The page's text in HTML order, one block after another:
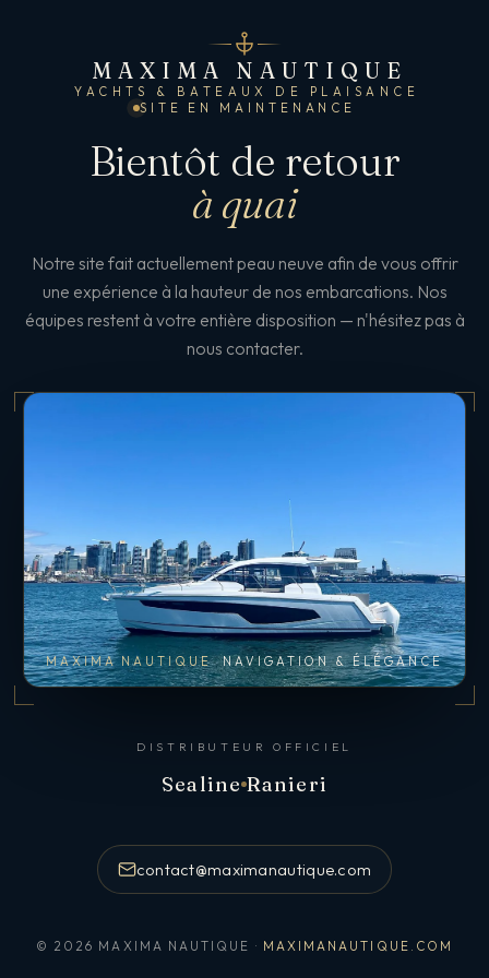
MAXIMA NAUTIQUE
YACHTS & BATEAUX DE PLAISANCE
SITE EN MAINTENANCE
Bientôt de retour
à quai
Notre site fait actuellement peau neuve afin de vous offrir
une expérience à la hauteur de nos embarcations. Nos
équipes restent à votre entière disposition — n'hésitez pas à
nous contacter.
MAXIMA NAUTIQUE NAVIGATION & ÉLÉGANCE
DISTRIBUTEUR OFFICIEL
Sealine Ranieri
contact@maximanautique.com
© 2026 MAXIMA NAUTIQUE · MAXIMANAUTIQUE.COM